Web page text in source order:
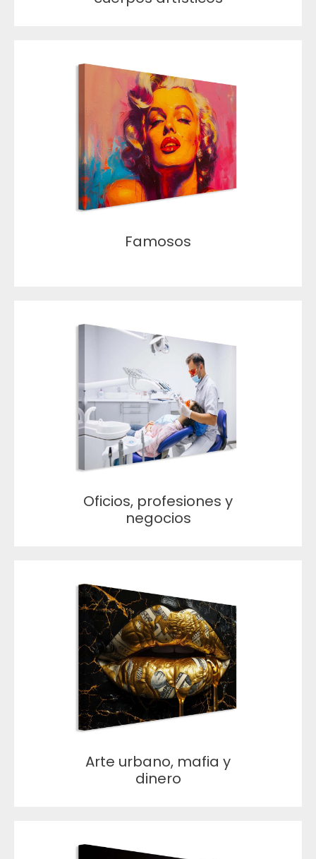
Famosos
Oficios, profesiones y
negocios
Arte urbano, mafia y
dinero